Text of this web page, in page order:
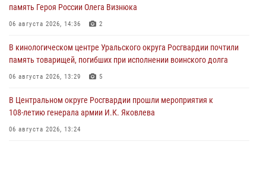
память Героя России Олега Визнюка
06 августа 2026, 14:36 2
В кинологическом центре Уральского округа Росгвардии почтили
память товарищей, погибших при исполнении воинского долга
06 августа 2026, 13:29 5
В Центральном округе Росгвардии прошли мероприятия к
108‑летию генерала армии И.К. Яковлева
06 августа 2026, 13:24